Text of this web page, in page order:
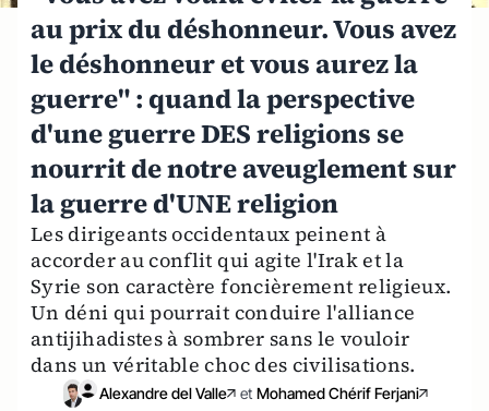
au prix du déshonneur. Vous avez
le déshonneur et vous aurez la
guerre" : quand la perspective
d'une guerre DES religions se
nourrit de notre aveuglement sur
la guerre d'UNE religion
Les dirigeants occidentaux peinent à
accorder au conflit qui agite l'Irak et la
Syrie son caractère foncièrement religieux.
Un déni qui pourrait conduire l'alliance
antijihadistes à sombrer sans le vouloir
dans un véritable choc des civilisations.
Alexandre del Valle et Mohamed Chérif Ferjani